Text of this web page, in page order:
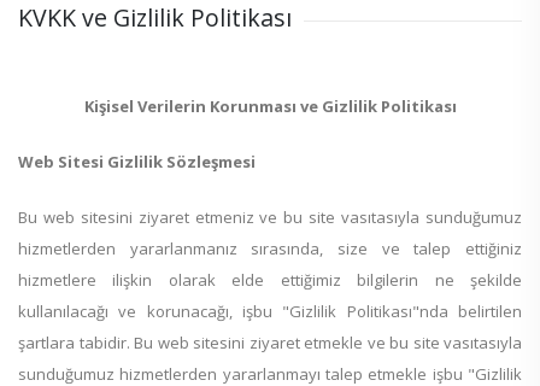
KVKK ve Gizlilik Politikası
Kişisel Verilerin Korunması ve Gizlilik Politikası
Web Sitesi Gizlilik Sözleşmesi
Bu web sitesini ziyaret etmeniz ve bu site vasıtasıyla sunduğumuz
hizmetlerden yararlanmanız sırasında, size ve talep ettiğiniz
hizmetlere ilişkin olarak elde ettiğimiz bilgilerin ne şekilde
kullanılacağı ve korunacağı, işbu "Gizlilik Politikası"nda belirtilen
şartlara tabidir. Bu web sitesini ziyaret etmekle ve bu site vasıtasıyla
sunduğumuz hizmetlerden yararlanmayı talep etmekle işbu "Gizlilik